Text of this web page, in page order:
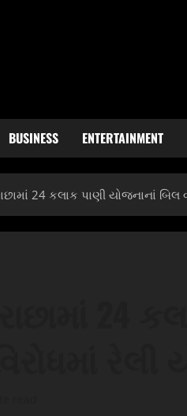
BUSINESS ENTERTAINMENT
24 કલાક પાણી યોજનાનાં બિલ